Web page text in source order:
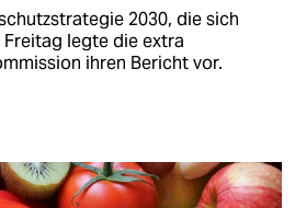
2030, die sich
Freitag legte die extra
ihren Bericht vor.